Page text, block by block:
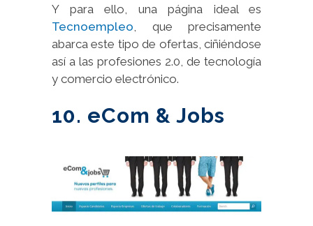
Y para ello, una página ideal es
Tecnoempleo, que precisamente
abarca este tipo de ofertas, ciñiéndose
así a las profesiones 2.0, de tecnología
y comercio electrónico.
10. eCom & Jobs